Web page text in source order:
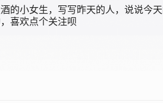
的小女生，写写昨天的人，说说今
喜欢点个关注呗